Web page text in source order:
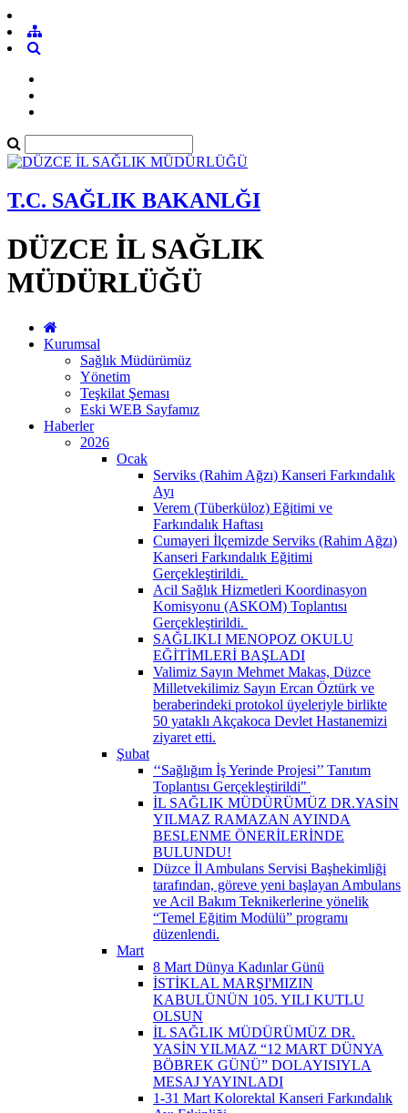
T.C. SAĞLIK BAKANLĞI
DÜZCE İL SAĞLIK
MÜDÜRLÜĞÜ
Kurumsal
Sağlık Müdürümüz
Yönetim
Teşkilat Şeması
Eski WEB Sayfamız
Haberler
2026
Ocak
Serviks (Rahim Ağzı) Kanseri Farkındalık
Ayı
Verem (Tüberküloz) Eğitimi ve
Farkındalık Haftası
Cumayeri İlçemizde Serviks (Rahim Ağzı)
Kanseri Farkındalık Eğitimi
Gerçekleştirildi. ​
Acil Sağlık Hizmetleri Koordinasyon
Komisyonu (ASKOM) Toplantısı
Gerçekleştirildi. ​
SAĞLIKLI MENOPOZ OKULU
EĞİTİMLERİ BAŞLADI
Valimiz Sayın Mehmet Makas, Düzce
Milletvekilimiz Sayın Ercan Öztürk ve
beraberindeki protokol üyeleriyle birlikte
50 yataklı Akçakoca Devlet Hastanemizi
ziyaret etti.
Şubat
‘‘Sağlığım İş Yerinde Projesi’’ Tanıtım
Toplantısı Gerçekleştirildi" ​
İL SAĞLIK MÜDÜRÜMÜZ DR.YASİN
YILMAZ RAMAZAN AYINDA
BESLENME ÖNERİLERİNDE
BULUNDU!
Düzce İl Ambulans Servisi Başhekimliği
tarafından, göreve yeni başlayan Ambulans
ve Acil Bakım Teknikerlerine yönelik
“Temel Eğitim Modülü” programı
düzenlendi.
Mart
8 Mart Dünya Kadınlar Günü
İSTİKLAL MARŞI'MIZIN
KABULÜNÜN 105. YILI KUTLU
OLSUN
İL SAĞLIK MÜDÜRÜMÜZ DR.
YASİN YILMAZ “12 MART DÜNYA
BÖBREK GÜNÜ” DOLAYISIYLA
MESAJ YAYINLADI
1-31 Mart Kolorektal Kanseri Farkındalık